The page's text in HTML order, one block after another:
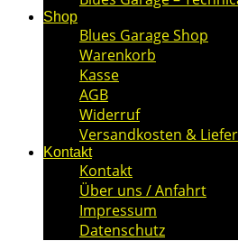
Shop
Blues Garage Shop
Warenkorb
Kasse
AGB
Widerruf
Versandkosten &
Kontakt
Kontakt
Über uns / Anfahrt
Impressum
Datenschutz